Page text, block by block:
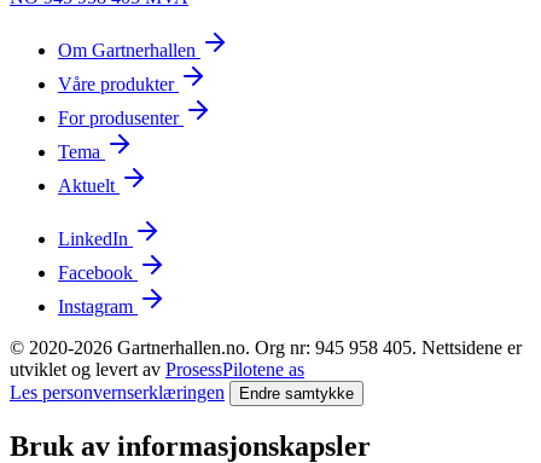
Om Gartnerhallen
Våre produkter
For produsenter
Tema
Aktuelt
LinkedIn
Facebook
Instagram
© 2020-2026 Gartnerhallen.no. Org nr: 945 958 405. Nettsidene er
utviklet og levert av ProsessPilotene as
Les personvernserklæringen
Endre samtykke
Bruk av informasjonskapsler